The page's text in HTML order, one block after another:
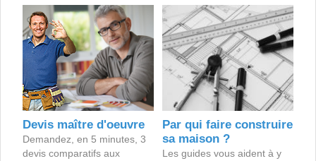
Devis maître d'oeuvre
Demandez, en 5 minutes, 3
devis comparatifs aux
Par qui faire construire
sa maison ?
Les guides vous aident à y